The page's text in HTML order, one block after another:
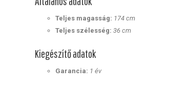
Teljes magasság: 174 cm
Teljes szélesség: 36 cm
Kiegészítő adatok
Garancia: 1 év